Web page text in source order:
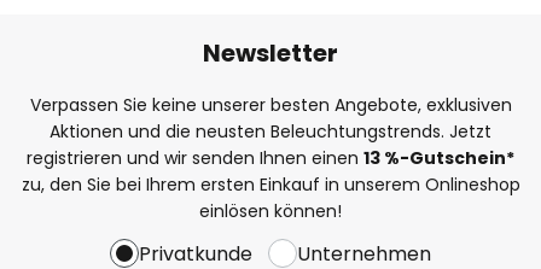
Newsletter
Verpassen Sie keine unserer besten Angebote, exklusiven
Aktionen und die neusten Beleuchtungstrends. Jetzt
registrieren und wir senden Ihnen einen 13 %-Gutschein*
zu, den Sie bei Ihrem ersten Einkauf in unserem Onlineshop
einlösen können!
Privatkunde Unternehmen